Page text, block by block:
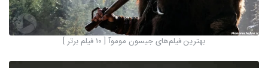
بهترین فیلم‌های جیسون موموآ [ 10 فیلم برتر ]